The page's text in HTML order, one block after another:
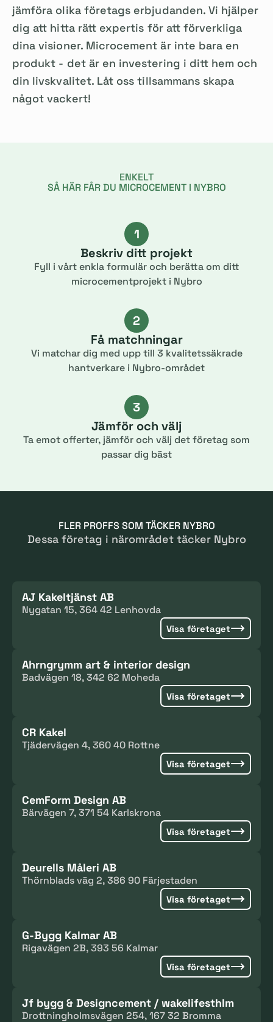
jämföra olika företags erbjudanden. Vi hjälper
dig att hitta rätt expertis för att förverkliga
dina visioner. Microcement är inte bara en
produkt - det är en investering i ditt hem och
din livskvalitet. Låt oss tillsammans skapa
något vackert!
ENKELT
SÅ HÄR FÅR DU MICROCEMENT I NYBRO
1
Beskriv ditt projekt
Fyll i vårt enkla formulär och berätta om ditt
microcementprojekt i Nybro
2
Få matchningar
Vi matchar dig med upp till 3 kvalitetssäkrade
hantverkare i Nybro-området
3
Jämför och välj
Ta emot offerter, jämför och välj det företag som
passar dig bäst
FLER PROFFS SOM TÄCKER NYBRO
Dessa företag i närområdet täcker Nybro
AJ Kakeltjänst AB
Nygatan 15, 364 42 Lenhovda
Visa företaget
Ahrngrymm art & interior design
Badvägen 18, 342 62 Moheda
Visa företaget
CR Kakel
Tjädervägen 4, 360 40 Rottne
Visa företaget
CemForm Design AB
Bärvägen 7, 371 54 Karlskrona
Visa företaget
Deurells Måleri AB
Thörnblads väg 2, 386 90 Färjestaden
Visa företaget
G-Bygg Kalmar AB
Rigavägen 2B, 393 56 Kalmar
Visa företaget
Jf bygg & Designcement / wakelifesthlm
Drottningholmsvägen 254, 167 32 Bromma